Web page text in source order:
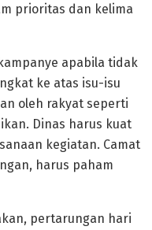
prioritas dan kelima
apabila tidak
ke atas isu-isu
oleh rakyat seperti
Dinas harus kuat
kegiatan. Camat
harus paham
pertarungan hari